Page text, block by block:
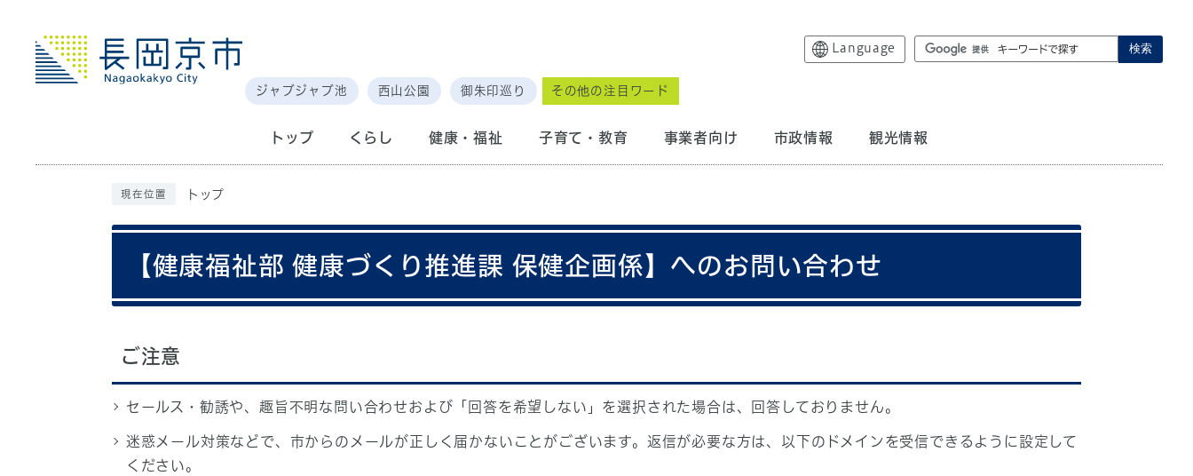
Language 検索
ジャブジャブ池 西山公園 御朱印巡り その他の注目ワード
トップ くらし 健康・福祉 子育て・教育 事業者向け 市政情報 観光情報
現在位置 トップ
【健康福祉部 健康づくり推進課 保健企画係】へのお問い合わせ
ご注意
セールス・勧誘や、趣旨不明な問い合わせおよび「回答を希望しない」を選択された場合は、回答しておりません。
迷惑メール対策などで、市からのメールが正しく届かないことがございます。返信が必要な方は、以下のドメインを受信できるように設定して
ください。